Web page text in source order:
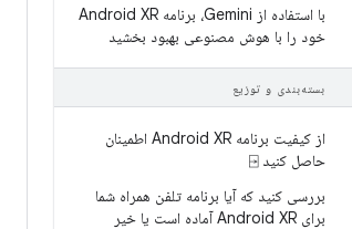
با استفاده از Gemini، برنامه Android XR
خود را با هوش مصنوعی بهبود بخشید
بسته‌بندی و توزیع
از کیفیت برنامه Android XR اطمینان
حاصل کنید ⍈
بررسی کنید که آیا برنامه تلفن همراه شما
برای Android XR آماده است یا خیر